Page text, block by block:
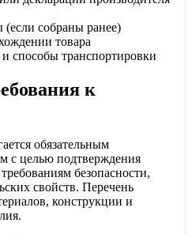
(если собраны ранее)
товара
способы транспортировки
к
обязательным
с целью подтверждения
безопасности,
свойств. Перечень
конструкции и